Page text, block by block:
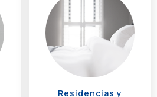
Residencias y